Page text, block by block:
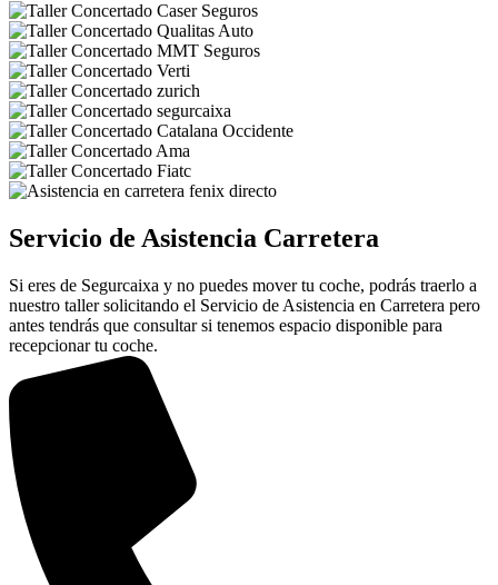
Servicio de Asistencia Carretera
Si eres de Segurcaixa y no puedes mover tu coche, podrás traerlo a
nuestro taller solicitando el Servicio de Asistencia en Carretera pero
antes tendrás que consultar si tenemos espacio disponible para
recepcionar tu coche.